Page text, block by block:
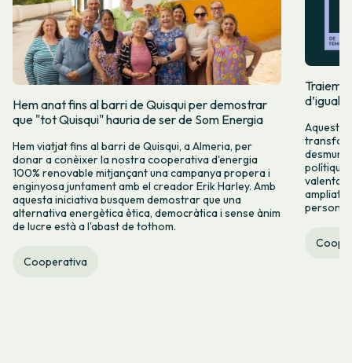
Hem anat fins al barri de Quisqui per demostrar
que "tot Quisqui" hauria de ser de Som Energia
Hem viatjat fins al barri de Quisqui, a Almeria, per
donar a conèixer la nostra cooperativa d'energia
100% renovable mitjançant una campanya propera i
enginyosa juntament amb el creador Erik Harley. Amb
aquesta iniciativa busquem demostrar que una
alternativa energètica ètica, democràtica i sense ànim
de lucre està a l'abast de tothom.
Cooperativa
Traiem
Aquest
valenta